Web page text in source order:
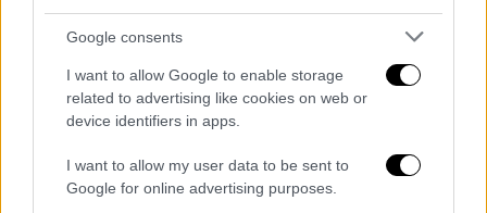
Google consents
I want to allow Google to enable storage
related to advertising like cookies on web or
device identifiers in apps.
I want to allow my user data to be sent to
Google for online advertising purposes.
Μετά το χαμένο πέναλτι το παιχνίδι έγινε
πολύ πιο ωραίο καθώς ο ρυθμός και η
ένταση αυξήθηκαν αισθητά. Στο 29' ο ΠΑΟΚ
απείλησε με τον Ολιβέιρα, ο οποίος
νικήθηκε απ' τον Κουέστα. Και αμέσως μετά
ο γκολκίπερ του Άρη άνοιξε για τον